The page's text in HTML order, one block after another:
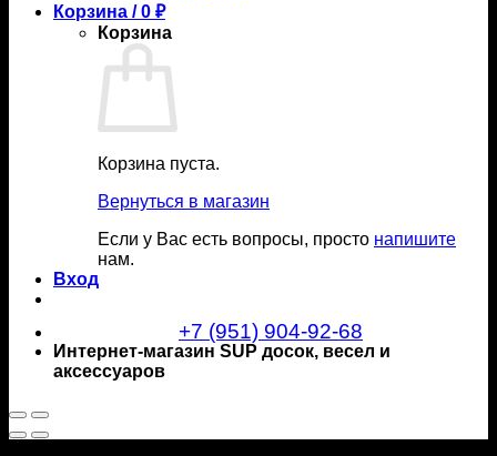
Корзина / 0 ₽
Корзина
Корзина пуста.
Вернуться в магазин
Если у Вас есть вопросы, просто напишите
нам.
Вход
+7 (951) 904-92-68
Интернет-магазин SUP досок, весел и
аксессуаров